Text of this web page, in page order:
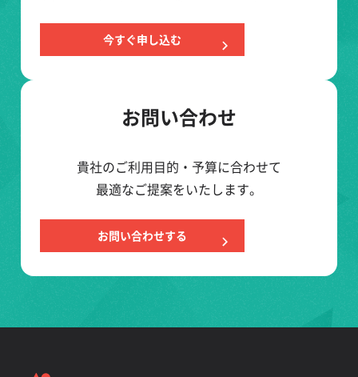
今すぐ申し込む
お問い合わせ
貴社のご利用目的・予算に合わせて
最適なご提案をいたします。
お問い合わせする